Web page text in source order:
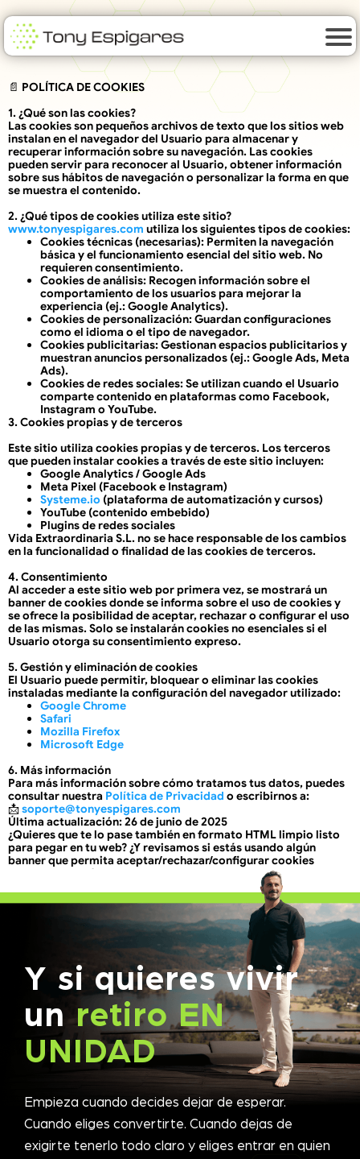
📄 POLÍTICA DE COOKIES
1. ¿Qué son las cookies?
Las cookies son pequeños archivos de texto que los sitios web
instalan en el navegador del Usuario para almacenar y
recuperar información sobre su navegación. Las cookies
pueden servir para reconocer al Usuario, obtener información
sobre sus hábitos de navegación o personalizar la forma en que
se muestra el contenido.
2. ¿Qué tipos de cookies utiliza este sitio?
www.tonyespigares.com utiliza los siguientes tipos de cookies:
Cookies técnicas (necesarias): Permiten la navegación
básica y el funcionamiento esencial del sitio web. No
requieren consentimiento.
Cookies de análisis: Recogen información sobre el
comportamiento de los usuarios para mejorar la
experiencia (ej.: Google Analytics).
Cookies de personalización: Guardan configuraciones
como el idioma o el tipo de navegador.
Cookies publicitarias: Gestionan espacios publicitarios y
muestran anuncios personalizados (ej.: Google Ads, Meta
Ads).
Cookies de redes sociales: Se utilizan cuando el Usuario
comparte contenido en plataformas como Facebook,
Instagram o YouTube.
3. Cookies propias y de terceros
Este sitio utiliza cookies propias y de terceros. Los terceros
que pueden instalar cookies a través de este sitio incluyen:
Google Analytics / Google Ads
Meta Pixel (Facebook e Instagram)
Systeme.io (plataforma de automatización y cursos)
YouTube(contenido embebido)
Plugins de redes sociales
Vida Extraordinaria S.L. no se hace responsable de los cambios
en la funcionalidad o finalidad de las cookies de terceros.
4. Consentimiento
Al acceder a este sitio web por primera vez, se mostrará un
banner de cookies donde se informa sobre el uso de cookies y
se ofrece la posibilidad de aceptar, rechazar o configurar el uso
de las mismas. Solo se instalarán cookies no esenciales si el
Usuario otorga su consentimiento expreso.
5. Gestión y eliminación de cookies
El Usuario puede permitir, bloquear o eliminar las cookies
instaladas mediante la configuración del navegador utilizado:
Google Chrome
Safari
Mozilla Firefox
Microsoft Edge
6. Más información
Para más información sobre cómo tratamos tus datos, puedes
consultar nuestra Política de Privacidad o escribirnos a:
📩soporte@tonyespigares.com
Última actualización:26 de junio de 2025
¿Quieres que te lo pase también enformato HTML limpio listo
para pegar en tu web? ¿Y revisamos si estás usando algún
banner que permita aceptar/rechazar/configurar cookies
correctamente?
Y si quieres vivir
unretiro EN
UNIDAD
Empieza cuando decides dejar de esperar.
Cuando eliges convertirte. Cuando dejas de
exigirte tenerlo todo claro y eliges entrar en quien